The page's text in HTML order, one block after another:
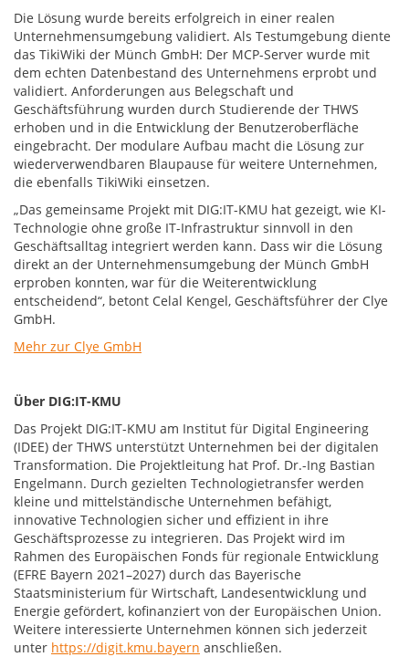
Die Lösung wurde bereits erfolgreich in einer realen
Unternehmensumgebung validiert. Als Testumgebung diente
das TikiWiki der Münch GmbH: Der MCP-Server wurde mit
dem echten Datenbestand des Unternehmens erprobt und
validiert. Anforderungen aus Belegschaft und
Geschäftsführung wurden durch Studierende der THWS
erhoben und in die Entwicklung der Benutzeroberfläche
eingebracht. Der modulare Aufbau macht die Lösung zur
wiederverwendbaren Blaupause für weitere Unternehmen,
die ebenfalls TikiWiki einsetzen.
„Das gemeinsame Projekt mit DIG:IT-KMU hat gezeigt, wie KI-
Technologie ohne große IT-Infrastruktur sinnvoll in den
Geschäftsalltag integriert werden kann. Dass wir die Lösung
direkt an der Unternehmensumgebung der Münch GmbH
erproben konnten, war für die Weiterentwicklung
entscheidend“, betont Celal Kengel, Geschäftsführer der Clye
GmbH.
Mehr zur Clye GmbH
Über DIG:IT-KMU
Das Projekt DIG:IT-KMU am Institut für Digital Engineering
(IDEE) der THWS unterstützt Unternehmen bei der digitalen
Transformation. Die Projektleitung hat Prof. Dr.-Ing Bastian
Engelmann. Durch gezielten Technologietransfer werden
kleine und mittelständische Unternehmen befähigt,
innovative Technologien sicher und effizient in ihre
Geschäftsprozesse zu integrieren. Das Projekt wird im
Rahmen des Europäischen Fonds für regionale Entwicklung
(EFRE Bayern 2021–2027) durch das Bayerische
Staatsministerium für Wirtschaft, Landesentwicklung und
Energie gefördert, kofinanziert von der Europäischen Union.
Weitere interessierte Unternehmen können sich jederzeit
unter https://digit.kmu.bayern anschließen.